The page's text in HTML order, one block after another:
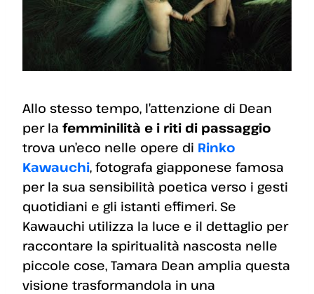
Allo stesso tempo, l’attenzione di Dean
per la femminilità e i riti di passaggio
trova un’eco nelle opere di Rinko
Kawauchi, fotografa giapponese famosa
per la sua sensibilità poetica verso i gesti
quotidiani e gli istanti effimeri. Se
Kawauchi utilizza la luce e il dettaglio per
raccontare la spiritualità nascosta nelle
piccole cose, Tamara Dean amplia questa
visione trasformandola in una